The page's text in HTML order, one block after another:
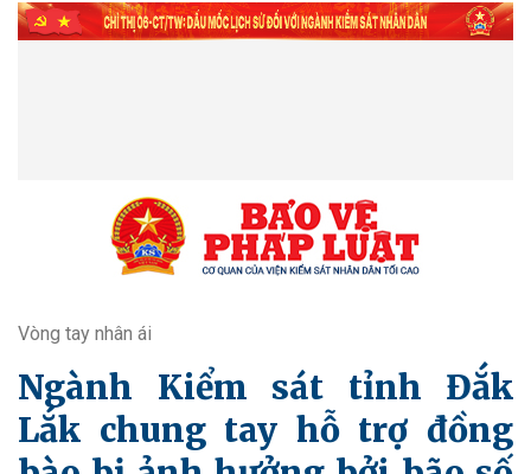
Vòng tay nhân ái
Ngành Kiểm sát tỉnh Đắk
Lắk chung tay hỗ trợ đồng